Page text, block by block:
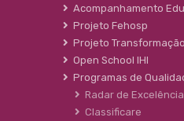
Acompanhamento
Projeto Fehosp
Projeto Transformação
Open School IHI
Programas de
Radar de Excelência
Classificare